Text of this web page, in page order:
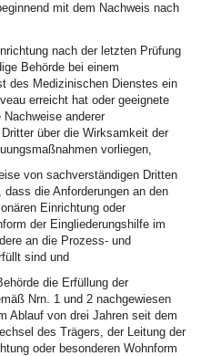
mit dem Nachweis nach
nach der letzten Prüfung
Behörde bei einem
des Medizinischen Dienstes ein
erreicht hat oder geeignete
anderer
über die Wirksamkeit der
vorliegen,
von sachverständigen Dritten
dass die Anforderungen an den
Einrichtung oder
der Eingliederungshilfe im
an die Prozess- und
sind und
die Erfüllung der
Nrn. 1 und 2 nachgewiesen
Ablauf von drei Jahren seit dem
des Trägers, der Leitung der
oder besonderen Wohnform